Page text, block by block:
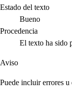
Estado del texto
Bueno
Procedencia
El texto ha sido
Aviso
Puede incluir errores u